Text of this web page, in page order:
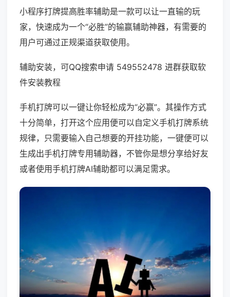
小程序打牌提高胜率辅助是一款可以让一直输的玩
家，快速成为一个“必胜”的输赢辅助神器，有需要的
用户可通过正规渠道获取使用。
辅助安装，可QQ搜索申请 549552478 进群获取软
件安装教程
手机打牌可以一键让你轻松成为“必赢”。其操作方式
十分简单，打开这个应用便可以自定义手机打牌系统
规律，只需要输入自己想要的开挂功能，一键便可以
生成出手机打牌专用辅助器，不管你是想分享给好友
或者使用手机打牌AI辅助都可以满足需求。